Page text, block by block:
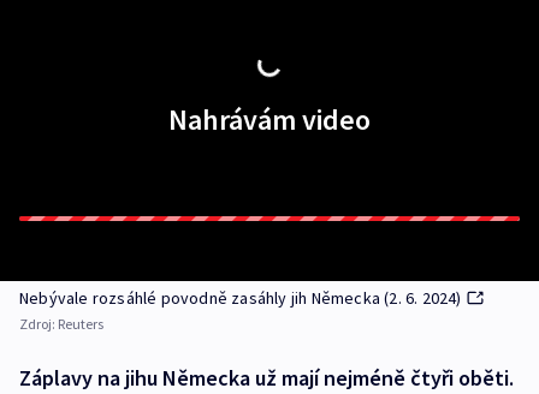
Nahrávám video
Nebývale rozsáhlé povodně zasáhly jih Německa (2. 6. 2024)
Zdroj: Reuters
Záplavy na jihu Německa už mají nejméně čtyři oběti.